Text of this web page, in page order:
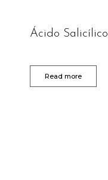
Ácido Salicílico
Read more